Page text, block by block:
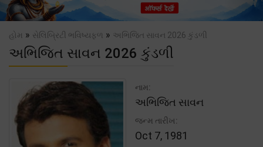
હોમ » સેલિબ્રિટી ભવિષ્યફળ » અભિજિત સાવન 2026 કુંડળી
અભિજિત સાવન 2026 કુંડળી
નામ:
અભિજિત સાવન
જન્મ તારીખ:
Oct 7, 1981